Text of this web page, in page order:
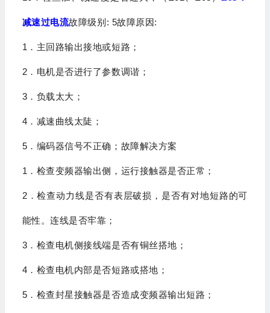
减速过电流故障级别 : 5故障原因:
1 ．主回路输出接地或短路；
2 ．电机是否进行了参数调谐；
3 ．负载太大；
4 ．减速曲线太陡；
5 ．编码器信号不正确； 故障解决方案
1 ．检查变频器输出侧，运行接触器是否正常；
2 ．检查动力线是否有表层破损，是否有对地短路的可
能性。连线是否牢靠；
3 ．检查电机侧接线端是否有铜丝搭地；
4 ．检查电机内部是否短路或搭地；
5 ．检查封星接触器是否造成变频器输出短路；